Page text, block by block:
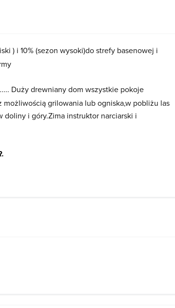
) i 10% (sezon wysoki)do strefy basenowej i
Duży drewniany dom wszystkie pokoje
grilowania lub ogniska,w pobliżu las
i góry.Zima instruktor narciarski i